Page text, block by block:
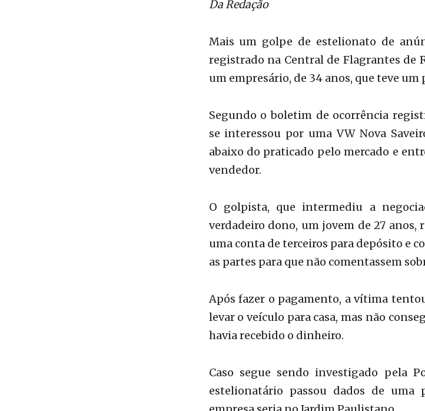
Mais um golpe de estelionato de
registrado na Central de Flagrantes de
um empresário, de 34 anos, que teve
Segundo o boletim de ocorrência
se interessou por uma VW Nova
abaixo do praticado pelo mercado e
vendedor.
O golpista, que intermediu a
verdadeiro dono, um jovem de 27 anos,
uma conta de terceiros para depósito e
as partes para que não comentassem
Após fazer o pagamento, a vítima
levar o veículo para casa, mas não
havia recebido o dinheiro.
Caso segue sendo investigado pela
estelionatário passou dados de uma
empresa seria no Jardim Paulistano.